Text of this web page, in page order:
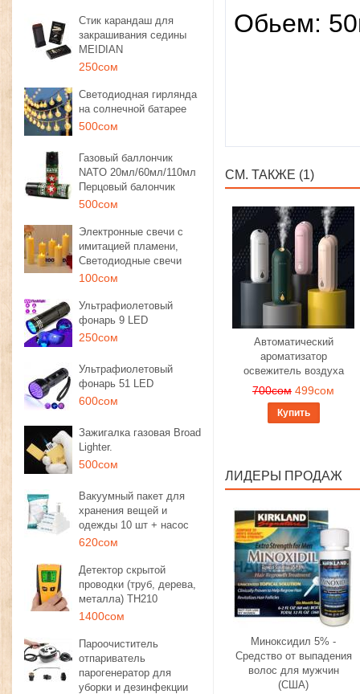
Стик карандаш для
закрашивания седины
MEIDIAN
250сом
Светодиодная гирлянда
на солнечной батарее
500сом
Газовый баллончик
NATO 20мл/60мл/110мл
Перцовый балончик
500сом
Электронные свечи с
имитацией пламени,
Светодиодные свечи
100сом
Ультрафиолетовый
фонарь 9 LED
250сом
Ультрафиолетовый
фонарь 51 LED
600сом
Зажигалка газовая Broad
Lighter.
500сом
Вакуумный пакет для
хранения вещей и
одежды 10 шт + насос
620сом
Детектор скрытой
проводки (труб, дерева,
металла) TH210
1400сом
Пароочиститель
отпариватель
парогенератор для
уборки и дезинфекции
Обьем:
СМ. ТАКЖЕ (1)
Автоматический
ароматизатор
освежитель воздуха
700сом 499сом
Купить
ЛИДЕРЫ ПРОДАЖ
Миноксидил 5% -
Средство от выпадения
волос для мужчин
(США)